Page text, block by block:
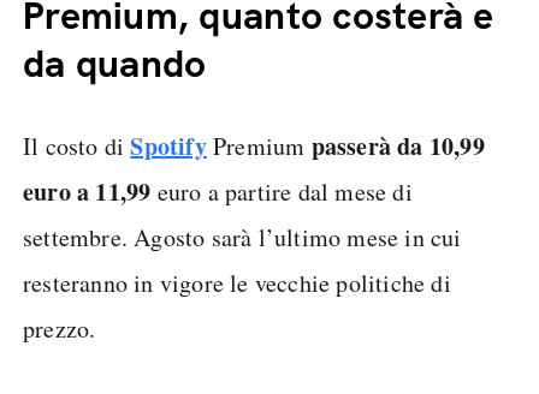
Premium, quanto costerà e
da quando
Il costo diSpotifyPremium passerà da 10,99
euro a 11,99 euro a partire dal mese di
settembre. Agosto sarà l’ultimo mese in cui
resteranno in vigore le vecchie politiche di
prezzo.